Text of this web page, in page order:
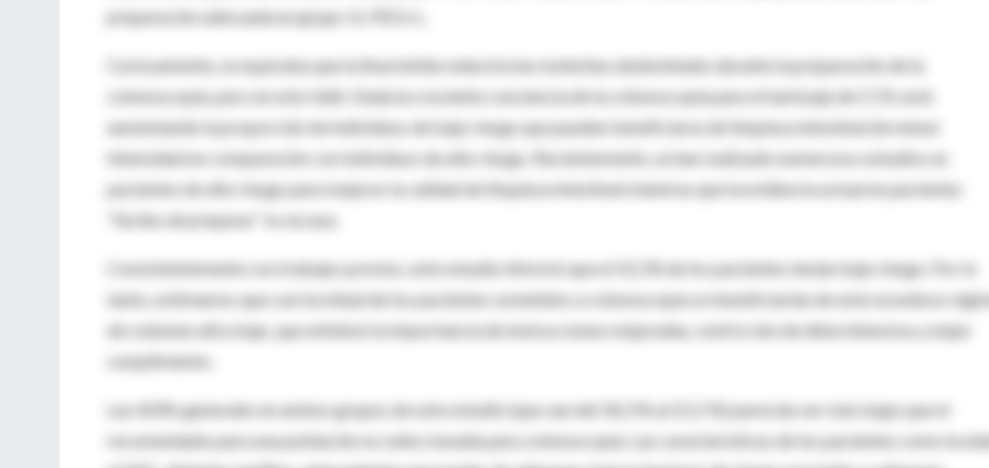
preparación adecuada en grupo 1L PEG+L.
Curiosamente, se esperaba que la linaclotida reduciría las molestias abdominales durante la preparación de la
colonoscopía, pero en esto falló. Dada la creciente conciencia de la colonoscopía para el tamizaje de CCR, está
aumentando la proporción de individuos de bajo riesgo que pueden beneficiarse de limpieza intestinal de menor
intensidad en comparación con individuos de alto riesgo. Recientemente, se han realizado numerosos estudios en
pacientes de alto riesgo para mejorar la calidad de limpieza intestinal mientras que la evidencia actual en pacientes
“fáciles de preparar” es escasa.
Consistentemente con trabajos previos, este estudio informó que el 52,1% de los pacientes tenían bajo riesgo. Por lo
tanto, estimamos que casi la mitad de los pacientes sometidos a colonoscopía se beneficiarían de este novedoso
de volumen ultra bajo, que enfatizó la importancia de instrucciones mejoradas, restricción de dieta intensiva y mejor
cumplimiento.
Las ADRs generales en ambos grupos de este estudio (que van del 18,3 % al 21,5 %) parecían ser más bajas que el
recomendado para una población no seleccionada para colonoscopía. Las características de los pacientes como la